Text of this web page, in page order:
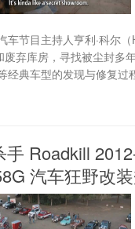
节目主持人亨利·科尔
弃库房，寻找被尘封多
典车型的发现与修复
Roadkill
汽车狂野改